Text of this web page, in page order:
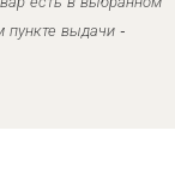
пункте выдачи -